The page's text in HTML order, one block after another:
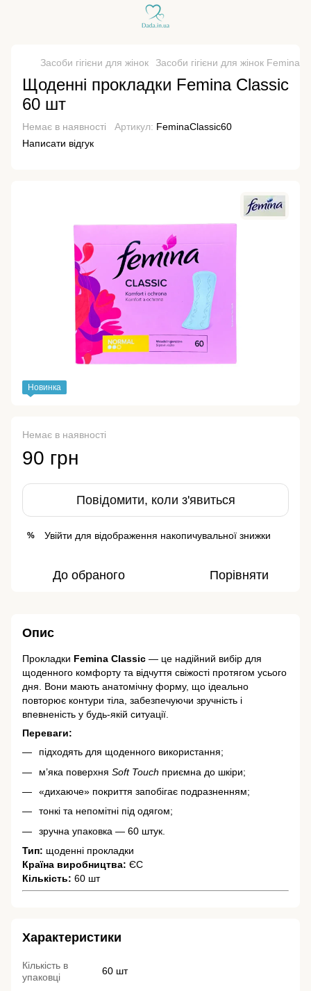
Засоби гігієни для жінок Засоби гігієни для жінок Femina
Щоденні прокладки Femina Classic
60 шт
Немає в наявності Артикул: FeminaClassic60
Написати відгук
Новинка
Немає в наявності
90 грн
Повідомити, коли з'явиться
% Увійти для відображення накопичувальної знижки
До обраного Порівняти
Опис
Прокладки Femina Classic — це надійний вибір для
щоденного комфорту та відчуття свіжості протягом усього
дня. Вони мають анатомічну форму, що ідеально
повторює контури тіла, забезпечуючи зручність і
впевненість у будь-якій ситуації.
Переваги:
підходять для щоденного використання;
м’яка поверхня Soft Touch приємна до шкіри;
«дихаюче» покриття запобігає подразненням;
тонкі та непомітні під одягом;
зручна упаковка — 60 штук.
Тип: щоденні прокладки
Країна виробництва: ЄС
Кількість: 60 шт
Характеристики
Кількість в
упаковці
60 шт